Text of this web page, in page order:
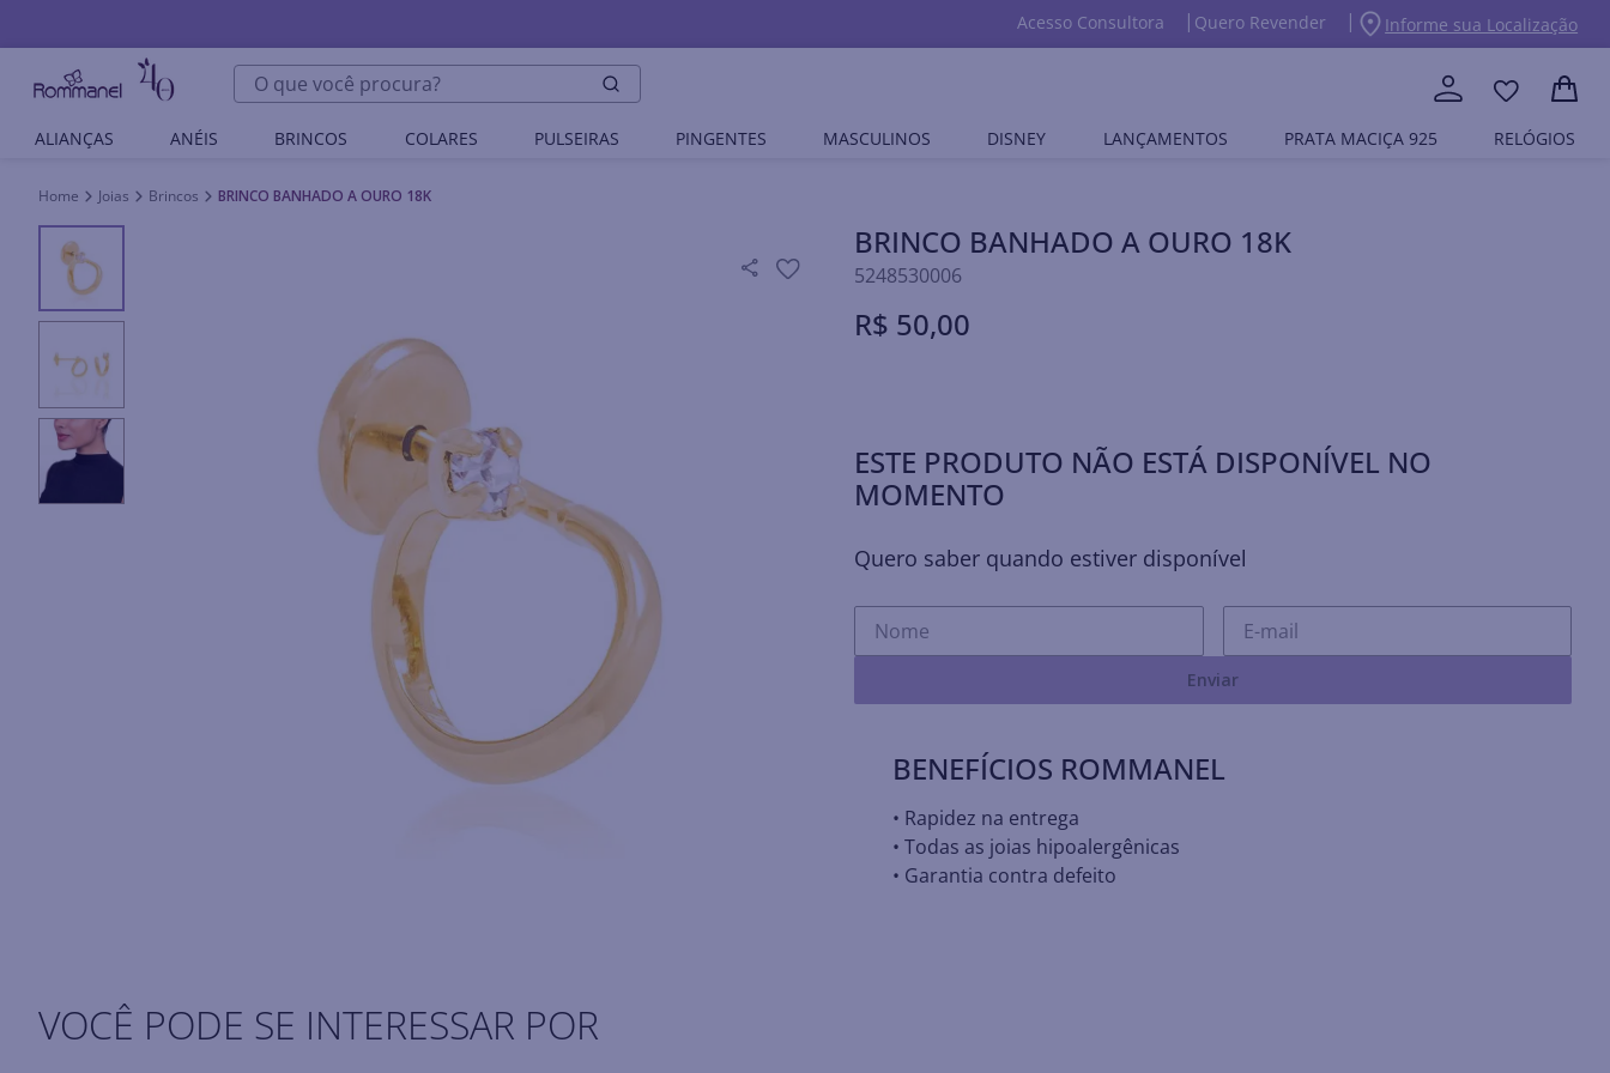
Acesso Consultora Quero Revender Informe sua Localização
O que você procura?
ALIANÇAS ANÉIS BRINCOS COLARES PULSEIRAS PINGENTES MASCULINOS DISNEY LANÇAMENTOS PRATA MACIÇA 925 RELÓGIOS
Joias Brincos BRINCO BANHADO A OURO 18K
BRINCO BANHADO A OURO 18K
5248530006
R$ 50,00
ESTE PRODUTO NÃO ESTÁ DISPONÍVEL NO
MOMENTO
Quero saber quando estiver disponível
Enviar
BENEFÍCIOS ROMMANEL
• Rapidez na entrega
• Todas as joias hipoalergênicas
• Garantia contra defeito
VOCÊ PODE SE INTERESSAR POR